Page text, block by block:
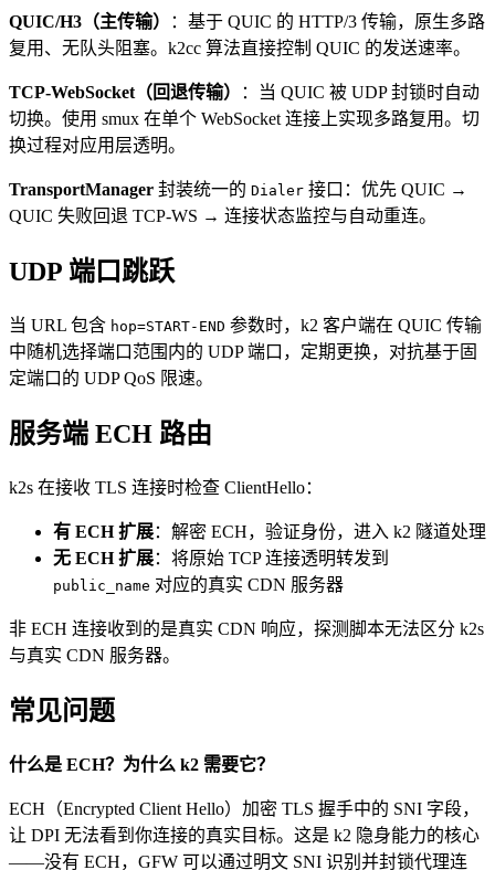
QUIC/H3（主传输）
：基于 QUIC 的 HTTP/3 传输，原生多路
复用、无队头阻塞。k2cc 算法直接控制 QUIC 的发送速率。
TCP-WebSocket（回退传输）
：当 QUIC 被 UDP 封锁时自动
切换。使用 smux 在单个 WebSocket 连接上实现多路复用。切
换过程对应用层透明。
TransportManager 封装统一的 Dialer 接口：优先 QUIC →
QUIC 失败回退 TCP-WS → 连接状态监控与自动重连。
UDP 端口跳跃
当 URL 包含 hop=START-END 参数时，k2 客户端在 QUIC 传输
中随机选择端口范围内的 UDP 端口，定期更换，对抗基于固
定端口的 UDP QoS 限速。
服务端 ECH 路由
k2s 在接收 TLS 连接时检查 ClientHello：
有 ECH 扩展：解密 ECH，验证身份，进入 k2 隧道处理
无 ECH 扩展：将原始 TCP 连接透明转发到
public_name 对应的真实 CDN 服务器
非 ECH 连接收到的是真实 CDN 响应，探测脚本无法区分 k2s
与真实 CDN 服务器。
常见问题
什么是 ECH？为什么 k2 需要它？
ECH（Encrypted Client Hello）加密 TLS 握手中的 SNI 字段，
让 DPI 无法看到你连接的真实目标。这是 k2 隐身能力的核心
——没有 ECH，GFW 可以通过明文 SNI 识别并封锁代理连